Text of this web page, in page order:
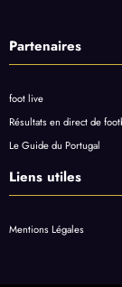
Partenaires
foot live
Résultats en direct de
Le Guide du Portugal
Liens utiles
Mentions Légales